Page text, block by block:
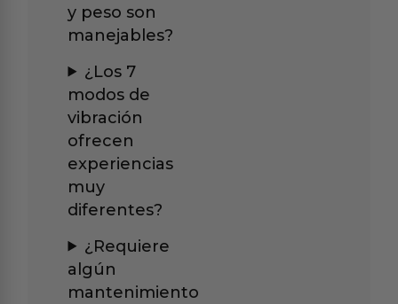
y peso son
manejables?
¿Los 7
modos de
vibración
ofrecen
experiencias
muy
diferentes?
¿Requiere
algún
mantenimiento